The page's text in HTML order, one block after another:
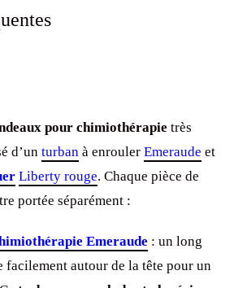
pour chimiothérapie très
d’un turban à enrouler Emeraude et
Liberty rouge. Chaque pièce de
portée séparément :
Emeraude : un long
facilement autour de la tête pour un